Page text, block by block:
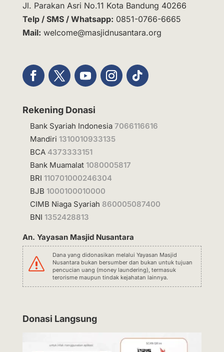
Jl. Parakan Asri No.11 Kota Bandung 40266
Telp / SMS / Whatsapp: 0851-0766-6665
Mail: welcome@masjidnusantara.org
Rekening Donasi
Bank Syariah Indonesia 7066116616
Mandiri 1310010933135
BCA 4373333151
Bank Muamalat 1080005817
BRI 110701000246304
BJB 1000100010000
CIMB Niaga Syariah 860005087400
BNI 1352428813
An. Yayasan Masjid Nusantara
s
Dana yang didonasikan melalui Yayasan Masjid
Nusantara bukan bersumber dan bukan untuk tujuan
pencucian uang (money laundering), termasuk
terorisme maupun tindak kejahatan lainnya.
Donasi Langsung